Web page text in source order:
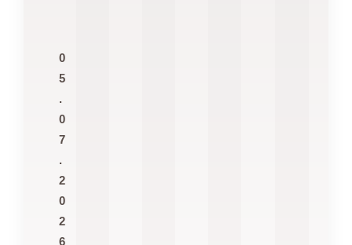
0
5
.
0
7
.
2
0
2
6